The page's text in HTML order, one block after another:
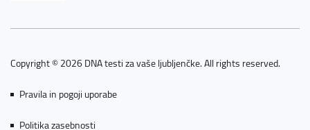
Copyright © 2026 DNA testi za vaše ljubljenčke. All rights reserved.
Pravila in pogoji uporabe
Politika zasebnosti